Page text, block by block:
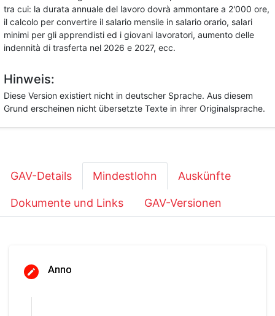
tra cui: la durata annuale del lavoro dovrà ammontare a 2'000 ore,
il calcolo per convertire il salario mensile in salario orario, salari
minimi per gli apprendisti ed i giovani lavoratori, aumento delle
indennità di trasferta nel 2026 e 2027, ecc.
Hinweis:
Diese Version existiert nicht in deutscher Sprache. Aus diesem
Grund erscheinen nicht übersetzte Texte in ihrer Originalsprache.
GAV-Details Mindestlohn Auskünfte
Dokumente und Links GAV-Versionen
Anno